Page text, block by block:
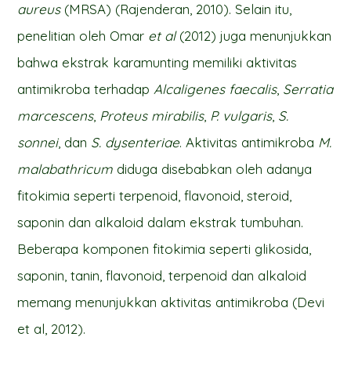
aureus (MRSA) (Rajenderan, 2010). Selain itu,
penelitian oleh Omar et al(2012) juga menunjukkan
bahwa ekstrak karamunting memiliki aktivitas
antimikroba terhadap Alcaligenes faecalis, Serratia
marcescens, Proteus mirabilis, P. vulgaris, S.
sonnei, dan S. dysenteriae. Aktivitas antimikroba M.
malabathricum diduga disebabkan oleh adanya
fitokimia seperti terpenoid, flavonoid, steroid,
saponin dan alkaloid dalam ekstrak tumbuhan.
Beberapa komponen fitokimia seperti glikosida,
saponin, tanin, flavonoid, terpenoid dan alkaloid
memang menunjukkan aktivitas antimikroba (Devi
et al, 2012).